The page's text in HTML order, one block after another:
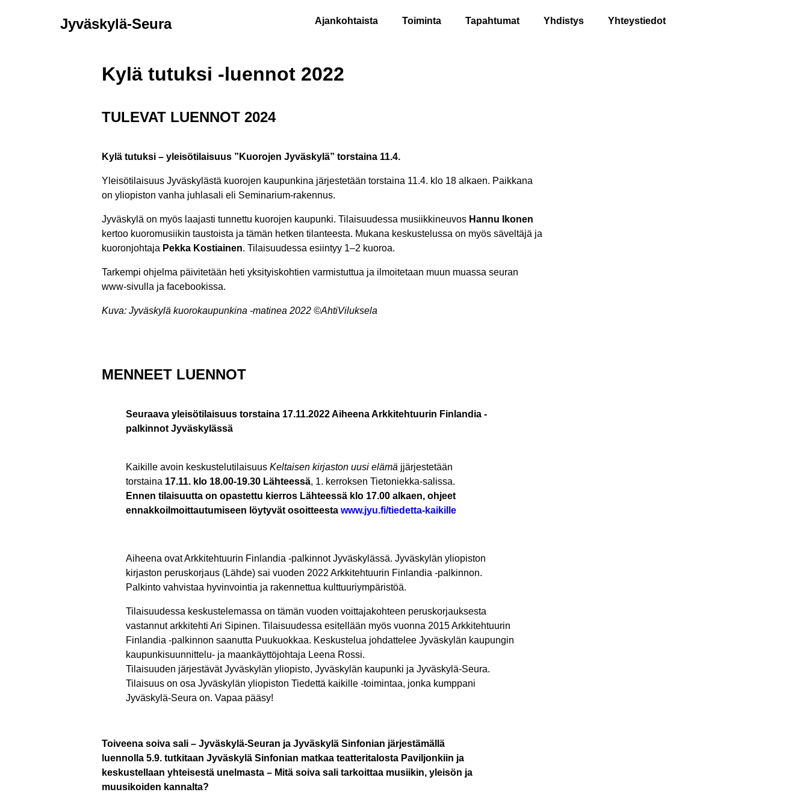
Jyväskylä-Seura Ajankohtaista Toiminta Tapahtumat Yhdistys Yhteystiedot
Kylä tutuksi -luennot 2022
TULEVAT LUENNOT 2024
Kylä tutuksi – yleisötilaisuus ”Kuorojen Jyväskylä” torstaina 11.4.
Yleisötilaisuus Jyväskylästä kuorojen kaupunkina järjestetään torstaina 11.4. klo 18 alkaen. Paikkana
on yliopiston vanha juhlasali eli Seminarium-rakennus.
Jyväskylä on myös laajasti tunnettu kuorojen kaupunki. Tilaisuudessa musiikkineuvos Hannu Ikonen
kertoo kuoromusiikin taustoista ja tämän hetken tilanteesta. Mukana keskustelussa on myös säveltäjä ja
kuoronjohtaja Pekka Kostiainen. Tilaisuudessa esiintyy 1–2 kuoroa.
Tarkempi ohjelma päivitetään heti yksityiskohtien varmistuttua ja ilmoitetaan muun muassa seuran
www-sivulla ja facebookissa.
Kuva: Jyväskylä kuorokaupunkina -matinea 2022 ©AhtiViluksela
MENNEET LUENNOT
Seuraava yleisötilaisuus torstaina 17.11.2022 Aiheena Arkkitehtuurin Finlandia -
palkinnot Jyväskylässä
Kaikille avoin keskustelutilaisuus Keltaisen kirjaston uusi elämä jjärjestetään
torstaina 17.11. klo 18.00-19.30 Lähteessä, 1. kerroksen Tietoniekka-salissa.
Ennen tilaisuutta on opastettu kierros Lähteessä klo 17.00 alkaen, ohjeet
ennakkoilmoittautumiseen löytyvät osoitteesta www.jyu.fi/tiedetta-kaikille
Aiheena ovat Arkkitehtuurin Finlandia -palkinnot Jyväskylässä. Jyväskylän yliopiston
kirjaston peruskorjaus (Lähde) sai vuoden 2022 Arkkitehtuurin Finlandia -palkinnon.
Palkinto vahvistaa hyvinvointia ja rakennettua kulttuuriympäristöä.
Tilaisuudessa keskustelemassa on tämän vuoden voittajakohteen peruskorjauksesta
vastannut arkkitehti Ari Sipinen. Tilaisuudessa esitellään myös vuonna 2015 Arkkitehtuurin
Finlandia -palkinnon saanutta Puukuokkaa. Keskustelua johdattelee Jyväskylän kaupungin
kaupunkisuunnittelu- ja maankäyttöjohtaja Leena Rossi.
Tilaisuuden järjestävät Jyväskylän yliopisto, Jyväskylän kaupunki ja Jyväskylä-Seura.
Tilaisuus on osa Jyväskylän yliopiston Tiedettä kaikille -toimintaa, jonka kumppani
Jyväskylä-Seura on. Vapaa pääsy!
Toiveena soiva sali – Jyväskylä-Seuran ja Jyväskylä Sinfonian järjestämällä
luennolla 5.9. tutkitaan Jyväskylä Sinfonian matkaa teatteritalosta Paviljonkiin ja
keskustellaan yhteisestä unelmasta – Mitä soiva sali tarkoittaa musiikin, yleisön ja
muusikoiden kannalta?